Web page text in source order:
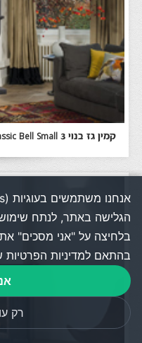
קמין גז בנוי Classic Bell Small 3
הגלישה באתר, לנתח
בלחיצה על "אני מסכים"
בהתאם למדיניות
רק